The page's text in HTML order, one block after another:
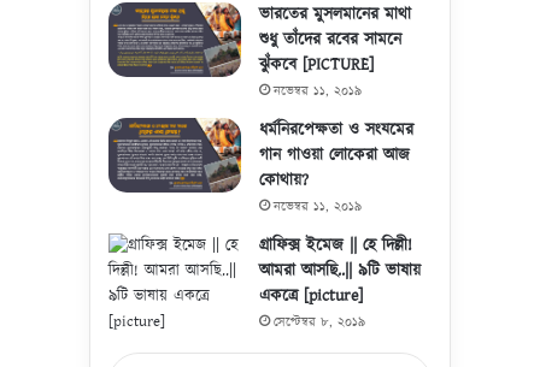
ভারতের মুসলমানের মাথা
শুধু তাঁদের রবের সামনে
ঝুঁকবে [PICTURE]
নভেম্বর ১১, ২০১৯
ধর্মনিরপেক্ষতা ও সংযমের
গান গাওয়া লোকেরা আজ
কোথায়?
নভেম্বর ১১, ২০১৯
গ্রাফিক্স ইমেজ || হে দিল্লী!
আমরা আসছি..|| ৯টি ভাষায়
একত্রে [picture]
সেপ্টেম্বর ৮, ২০১৯